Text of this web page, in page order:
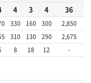
4 3 4 36
330 160 300
2,850
310 130 290
2,675
8 18 12 -